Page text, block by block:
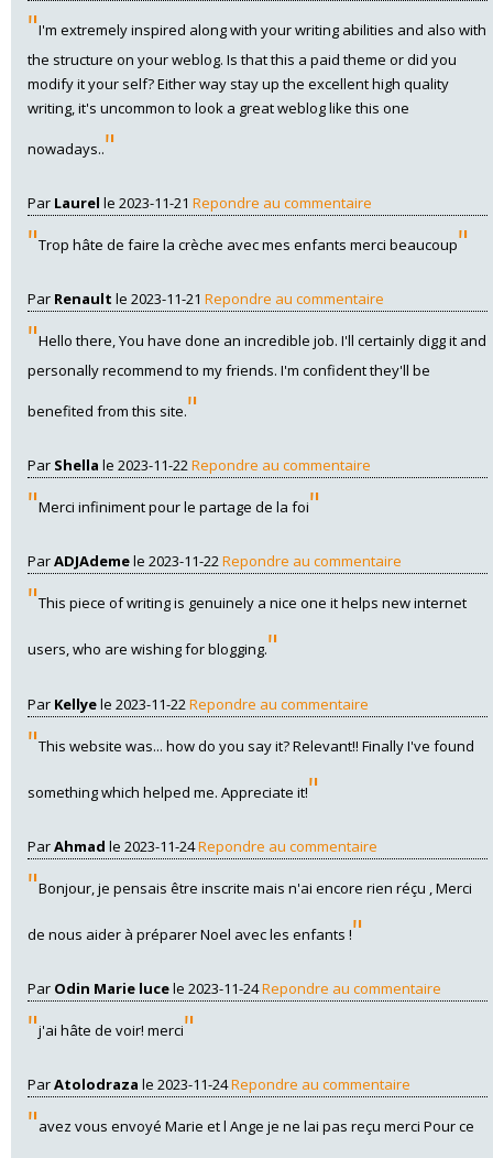
"I'm extremely inspired along with your writing abilities and also with
the structure on your weblog. Is that this a paid theme or did you
modify it your self? Either way stay up the excellent high quality
writing, it's uncommon to look a great weblog like this one
nowadays.."
Par Laurel le 2023-11-21 Repondre au commentaire
"Trop hâte de faire la crèche avec mes enfants merci beaucoup"
Par Renault le 2023-11-21 Repondre au commentaire
"Hello there, You have done an incredible job. I'll certainly digg it and
personally recommend to my friends. I'm confident they'll be
benefited from this site."
Par Shella le 2023-11-22Repondre au commentaire
"Merci infiniment pour le partage de la foi"
ParADJAdemele 2023-11-22Repondre au commentaire
"This piece of writing is genuinely a nice one it helps new internet
users, who are wishing for blogging."
Par Kellyele 2023-11-22 Repondre au commentaire
"This website was... how do you say it? Relevant!! Finally I've found
something which helped me. Appreciate it!"
ParAhmad le 2023-11-24Repondre au commentaire
"Bonjour, je pensais être inscrite mais n'ai encore rien réçu , Merci
de nous aider à préparer Noel avec les enfants !"
Par Odin Marie lucele 2023-11-24Repondre au commentaire
"j'ai hâte de voir! merci"
ParAtolodraza le 2023-11-24Repondre au commentaire
"avez vous envoyé Marie et l Ange je ne lai pas reçu merci Pour ce